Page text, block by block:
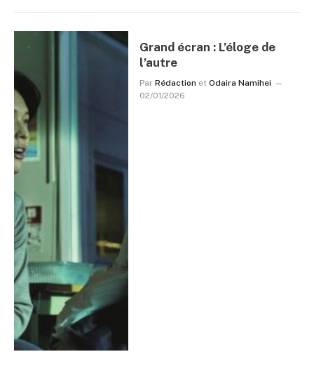
Grand écran : L’éloge de
l’autre
Par Rédaction etOdaira Namihei
02/01/2026